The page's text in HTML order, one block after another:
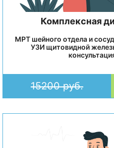
Комплексная
МРТ шейного отдела и
УЗИ щитовидной
15200 руб.